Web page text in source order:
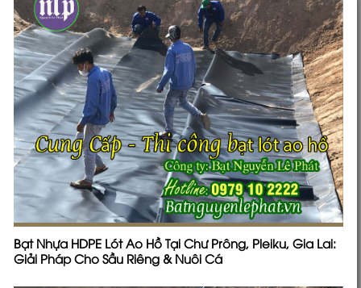
Bạt Nhựa HDPE Lót Ao Hồ Tại Chư Prông, Pleiku, Gia Lai:
Giải Pháp Cho Sầu Riêng & Nuôi Cá